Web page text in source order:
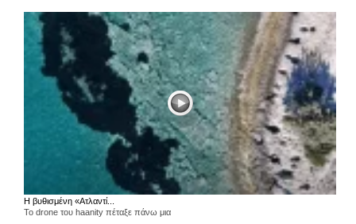
Η βυθισμένη «Ατλαντί...
Το drone του haanity πέταξε πάνω μια